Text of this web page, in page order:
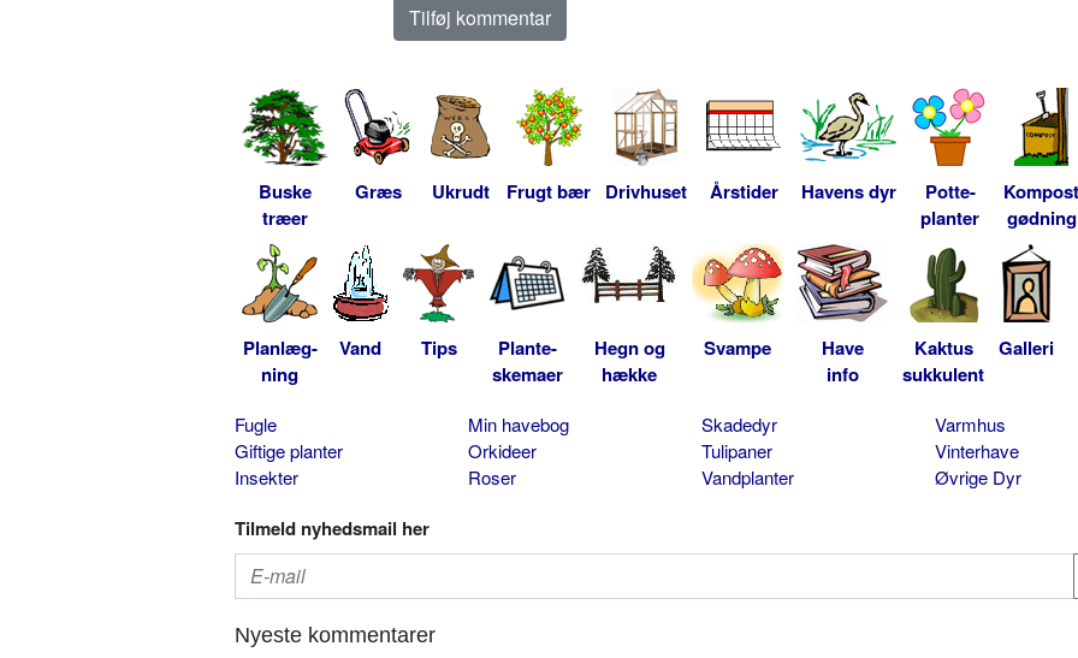
Buske
træer
Græs Ukrudt Frugt bær Drivhuset Årstider Havens dyr
Potte-
planter
Kompost
gødning
Planlæg-
ning
Vand Tips
Plante-
skemaer
Hegn og
hække
Svampe
Have
info
Kaktus
sukkulent
Galleri
Fugle
Giftige planter
Insekter
Min havebog
Orkideer
Roser
Skadedyr
Tulipaner
Vandplanter
Varmhus
Vinterhave
Øvrige Dyr
Tilmeld nyhedsmail her
Nyeste kommentarer